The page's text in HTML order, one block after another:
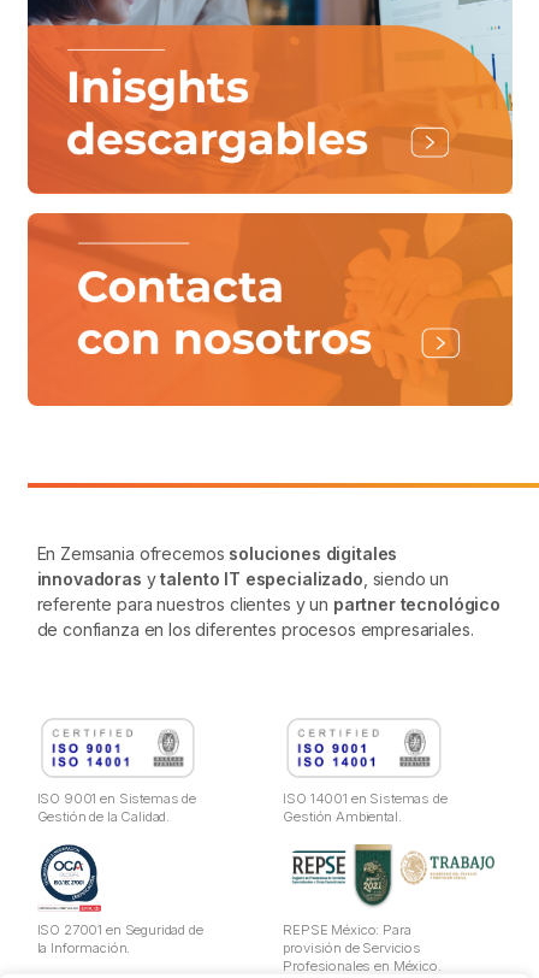
En Zemsania ofrecemos soluciones digitales
innovadoras ytalento IT especializado , siendo un
referente para nuestros clientes y un partner tecnológico
de confianza en los diferentes procesos empresariales.
ISO 9001 en Sistemas de
Gestión de la Calidad.
ISO 14001 en Sistemas de
Gestión Ambiental.
ISO 27001 en Seguridad de
la Información.
REPSE México: Para
provisión de Servicios
Profesionales en México.